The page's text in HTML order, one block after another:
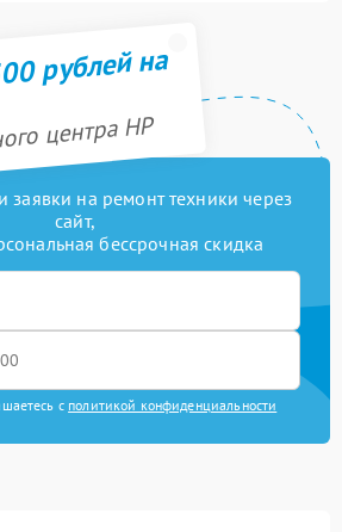
рублей на
центра HP
на ремонт техники через
сайт,
бессрочная скидка
с политикой конфиденциальности